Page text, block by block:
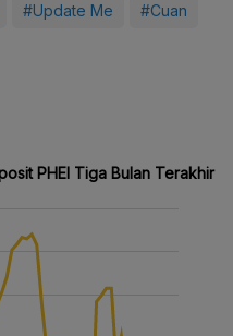
#Update Me #Cuan